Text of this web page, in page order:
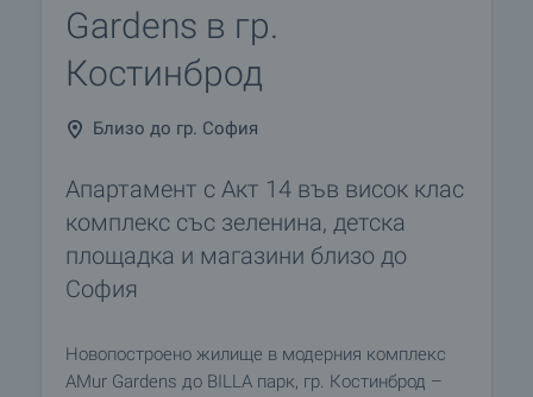
Gardens в гр.
Костинброд
Близо до гр. София
Апартамент с Акт 14 във висок клас
комплекс със зеленина, детска
площадка и магазини близо до
София
Новопостроено жилище в модерния комплекс
AMur Gardens до BILLA парк, гр. Костинброд –